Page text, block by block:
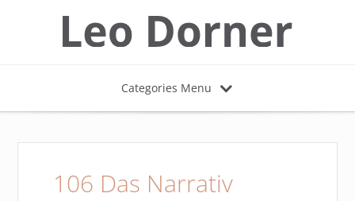
Categories Menu
106 Das Narrativ